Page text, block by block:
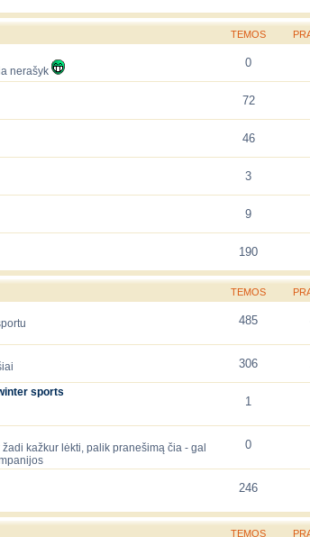
TEMOS
nerašyk
0
72
46
3
9
190
TEMOS
485
306
sports
1
kažkur lėkti, palik pranešimą čia - gal
0
246
TEMOS